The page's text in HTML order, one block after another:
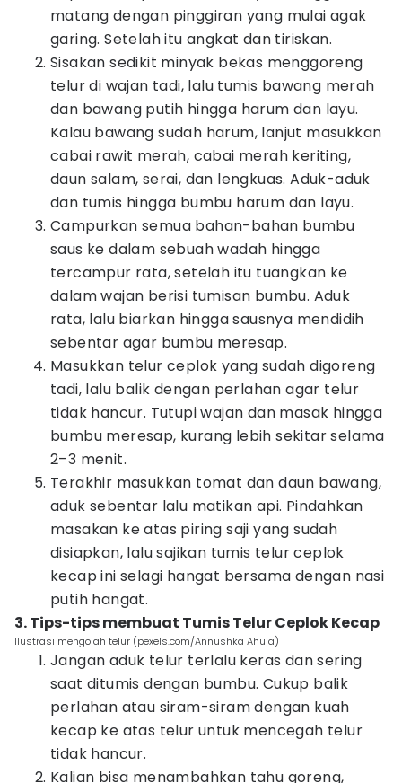
matang dengan pinggiran yang mulai agak
garing. Setelah itu angkat dan tiriskan.
Sisakan sedikit minyak bekas menggoreng
telur di wajan tadi, lalu tumis bawang merah
dan bawang putih hingga harum dan layu.
Kalau bawang sudah harum, lanjut masukkan
cabai rawit merah, cabai merah keriting,
daun salam, serai, dan lengkuas. Aduk-aduk
dan tumis hingga bumbu harum dan layu.
Campurkan semua bahan-bahan bumbu
saus ke dalam sebuah wadah hingga
tercampur rata, setelah itu tuangkan ke
dalam wajan berisi tumisan bumbu. Aduk
rata, lalu biarkan hingga sausnya mendidih
sebentar agar bumbu meresap.
Masukkan telur ceplok yang sudah digoreng
tadi, lalu balik dengan perlahan agar telur
tidak hancur. Tutupi wajan dan masak hingga
bumbu meresap, kurang lebih sekitar selama
2–3 menit.
Terakhir masukkan tomat dan daun bawang,
aduk sebentar lalu matikan api. Pindahkan
masakan ke atas piring saji yang sudah
disiapkan, lalu sajikan tumis telur ceplok
kecap ini selagi hangat bersama dengan nasi
putih hangat.
3. Tips-tips membuat Tumis Telur Ceplok Kecap
Ilustrasi mengolah telur (pexels.com/Annushka Ahuja)
Jangan aduk telur terlalu keras dan sering
saat ditumis dengan bumbu. Cukup balik
perlahan atau siram-siram dengan kuah
kecap ke atas telur untuk mencegah telur
tidak hancur.
Kalian bisa menambahkan tahu goreng,